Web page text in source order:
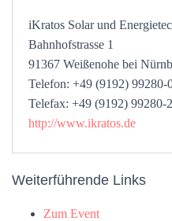
iKratos Solar und
Bahnhofstrasse 1
91367 Weißenohe bei
Telefon: +49 (9192) 99280-
Telefax: +49 (9192) 99280-
http://www.ikratos.de
Weiterführende Links
Zum Event